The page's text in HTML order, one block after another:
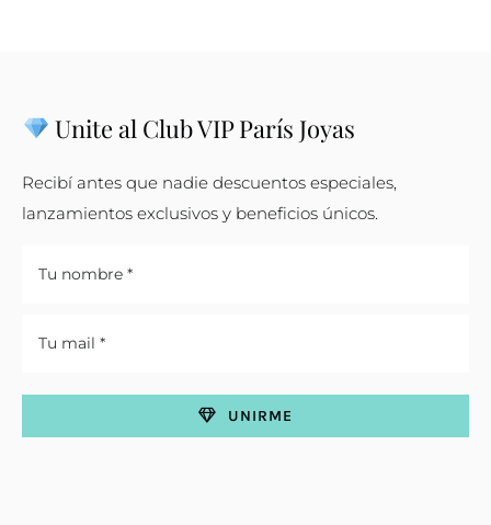
Unite al Club VIP París Joyas
Recibí antes que nadie descuentos especiales,
lanzamientos exclusivos y beneficios únicos.
UNIRME